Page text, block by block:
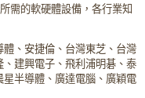
需的軟硬體設備，各行業知
、安捷倫、台灣東芝、台灣
建興電子、飛利浦明碁、泰
半導體、廣達電腦、廣穎電